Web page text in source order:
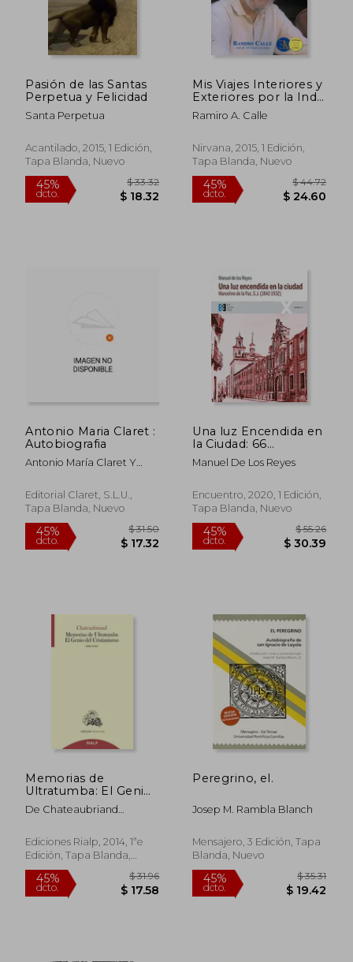
dcto. $ 34.89 dcto.
Pasión de las Santas
Perpetua y Felicidad
Santa Perpetua
Acantilado, 2015, 1 Edición,
Tapa Blanda, Nuevo
45%
dcto. $ 18.32
Mis Viajes Interiores y
Exteriores por la India
Sagrada
Ramiro A. Calle
Nirvana, 2015, 1 Edición,
Tapa Blanda, Nuevo
45%
dcto. $
Antonio Maria Claret :
Autobiografia
Antonio María Claret Y
Editorial Claret, S.L.U.,
Tapa Blanda, Nuevo
Una luz Encendida en
la Ciudad: 66
(100Xuno)
Manuel De Los Reyes
Encuentro, 2020, 1 Edición,
Tapa Blanda, Nuevo
Memorias de
Ultratumba: El Genio
del Cristianismo
De Chateaubriand
Ediciones Rialp, 2014, 1ªe
Edición, Tapa Blanda,
Nuevo
Peregrino, el.
Josep M. Rambla Blanch
Mensajero, 3 Edición, Tapa
Blanda, Nuevo